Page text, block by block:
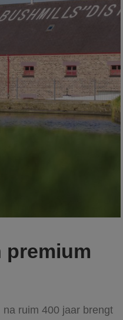
premium
ruim 400 jaar brengt